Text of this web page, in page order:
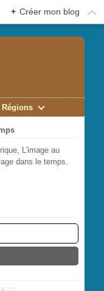
+ Créer mon blog
Régions
L'image au
dans le temps.